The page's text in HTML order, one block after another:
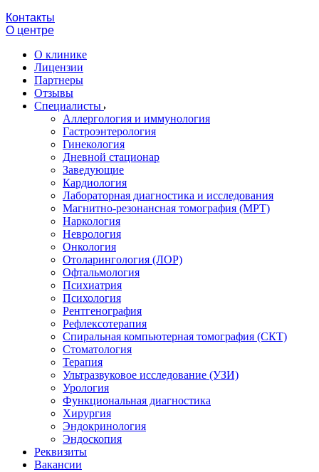
Контакты
О центре
О клинике
Лицензии
Партнеры
Отзывы
Специалисты
Аллергология и иммунология
Гастроэнтерология
Гинекология
Дневной стационар
Заведующие
Кардиология
Лабораторная диагностика и исследования
Магнитно-резонансная томография (МРТ)
Наркология
Неврология
Онкология
Отоларингология (ЛОР)
Офтальмология
Психиатрия
Психология
Рентгенография
Рефлексотерапия
Спиральная компьютерная томография (СКТ)
Стоматология
Терапия
Ультразвуковое исследование (УЗИ)
Урология
Функциональная диагностика
Хирургия
Эндокринология
Эндоскопия
Реквизиты
Вакансии